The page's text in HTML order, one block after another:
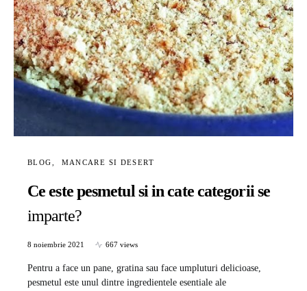
BLOG MANCARE SI DESERT
Ce este pesmetul si in cate categorii se
imparte?
8 noiembrie 2021 667 views
Pentru a face un pane, gratina sau face umpluturi delicioase,
pesmetul este unul dintre ingredientele esentiale ale